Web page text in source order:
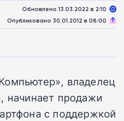
Обновлено 13.03.2022 в 2:10
Опубликовано 30.01.2012 в 08:00
владелец
начинает продажи
с поддержкой